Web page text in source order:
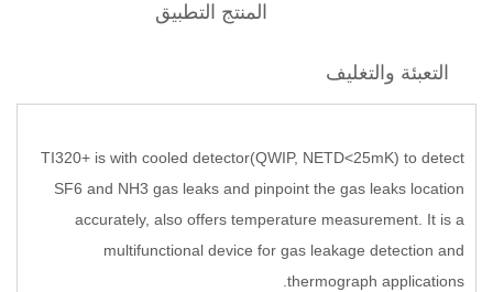
المنتج التطبيق
التعبئة والتغليف
TI320+ is with cooled detector(QWIP, NETD<25mK) to detect
SF6 and NH3 gas leaks and pinpoint the gas leaks location
accurately, also offers temperature measurement. It is a
multifunctional device for gas leakage detection and
thermograph applications.